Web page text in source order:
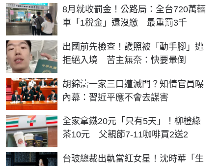
8月就收罰金！公路局：全台720萬輛
車「1稅金」還沒繳 最重罰3千
出國前先檢查！護照被「動手腳」遭
拒絕入境 苦主無奈：快要暈倒
胡錦濤一家三口遭滅門？知情官員曝
內幕：習近平應不會去謀害
全家拿鐵20元「只有5天」！柳橙綠
茶10元 父親節7-11咖啡買2送2
台玻總裁出軌當紅女星！沈時華「生